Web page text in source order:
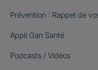
Prévention : Rappel de
Appli Gan Santé
Podcasts / Vidéos